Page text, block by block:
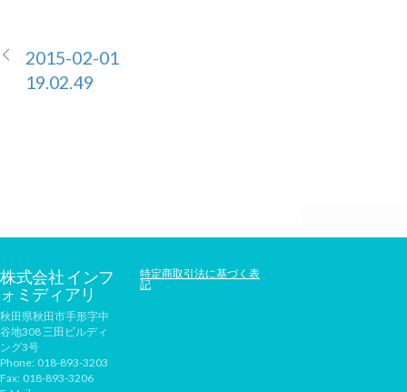
2015-02-01
19.02.49
株式会社 インフ
ォミディアリ
秋田県秋田市手形字中
谷地308 三田ビルディ
ング3号
Phone: 018-893-3203
Fax: 018-893-3206
特定商取引法に基づく表
記